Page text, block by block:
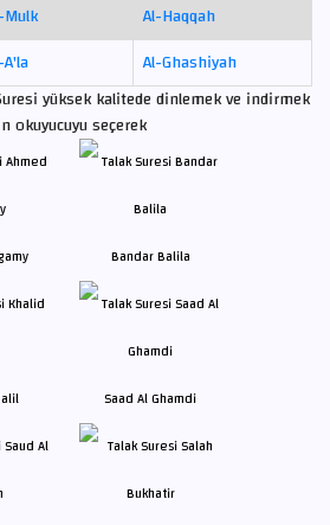
Al-Haqqah
Al-Ghashiyah
yüksek kalitede dinlemek ve indirmek
okuyucuyu seçerek
Bandar Balila
Saad Al Ghamdi